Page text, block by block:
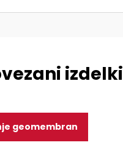
izdelki
geomembran